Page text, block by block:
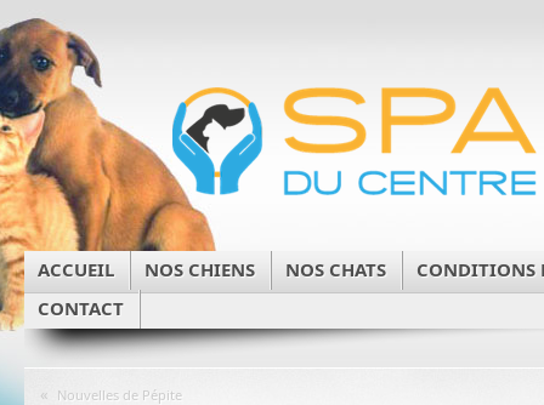
ACCUEIL NOS CHIENS NOS CHATS
CONDITIONS
CONTACT
« Nouvelles de Pépite